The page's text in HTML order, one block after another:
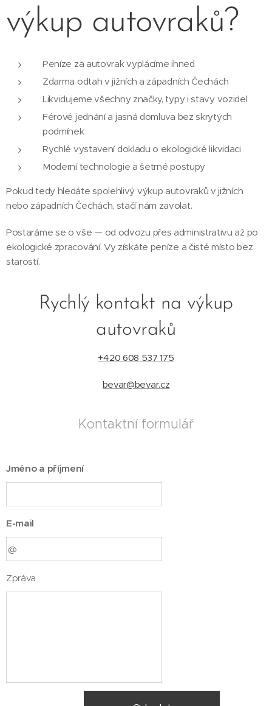
výkup autovraků?
Peníze za autovrak vyplácíme ihned
Zdarma odtah v jižních a západních Čechách
Likvidujeme všechny značky, typy i stavy vozidel
Férové jednání a jasná domluva bez skrytých
podmínek
Rychlé vystavení dokladu o ekologické likvidaci
Moderní technologie a šetrné postupy
Pokud tedy hledáte spolehlivý výkup autovraků v jižních
nebo západních Čechách, stačí nám zavolat.
Postaráme se o vše — od odvozu přes administrativu až po
ekologické zpracování. Vy získáte peníze a čisté místo bez
starostí.
Rychlý kontakt na výkup
autovraků
+420 608 537 175
bevar@bevar.cz
Kontaktní formulář
Jméno a příjmení
E-mail
Zpráva